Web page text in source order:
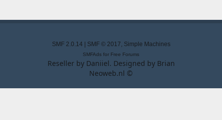
SMF 2.0.14 SMF © 2017, Simple Machines
SMFAds for Free Forums
Reseller by Daniiel. Designed by Brian
Neoweb.nl ©